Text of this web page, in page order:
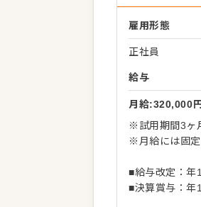
雇用形態
正社員
給与
月給:320,000
※試用期間3ヶ
※月給には固
■給与改定：年
■決算賞与：年